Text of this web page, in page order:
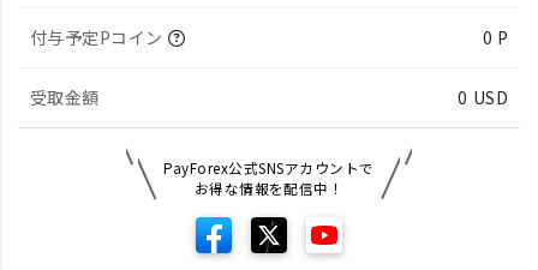
付与予定Pコイン 0 P
受取金額 0 USD
PayForex公式SNSアカウントで
お得な情報を配信中！